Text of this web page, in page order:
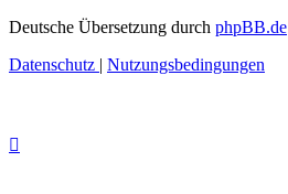
Deutsche Übersetzung durch phpBB.de
Datenschutz | Nutzungsbedingungen